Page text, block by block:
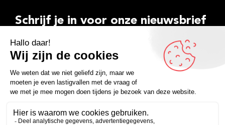
Schrijf je in voor onze nieuwsbrief
E-
mailadres
Inschrijven
FacebookInstagramLinkedInYouTubeSpotify